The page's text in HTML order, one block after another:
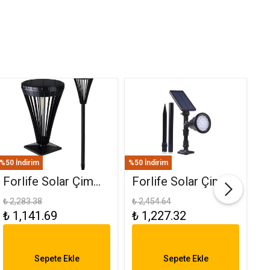
%50 İndirim
Forlife Solar Çim
Ve Set Üstü
Armatür 15W FL-
₺ 2,283.38
₺ 1,141.69
Sepete Ekle
%50 İndirim
Forlife Solar Çim
Saplama 30W Yeşil
FL-3121
₺ 2,454.64
₺ 1,227.32
Sepete Ekle